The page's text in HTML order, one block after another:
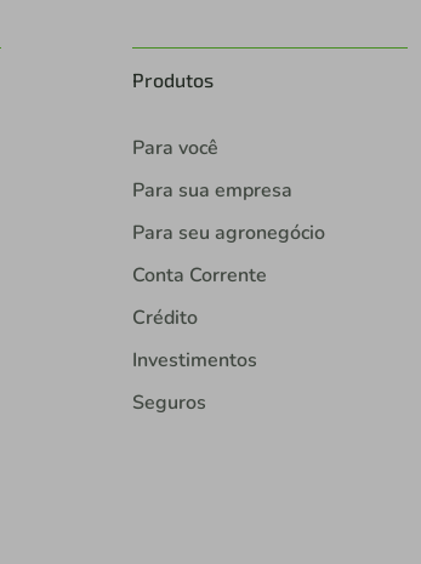
Produtos
Para você
Para sua empresa
Para seu agronegócio
Conta Corrente
Crédito
Investimentos
Seguros